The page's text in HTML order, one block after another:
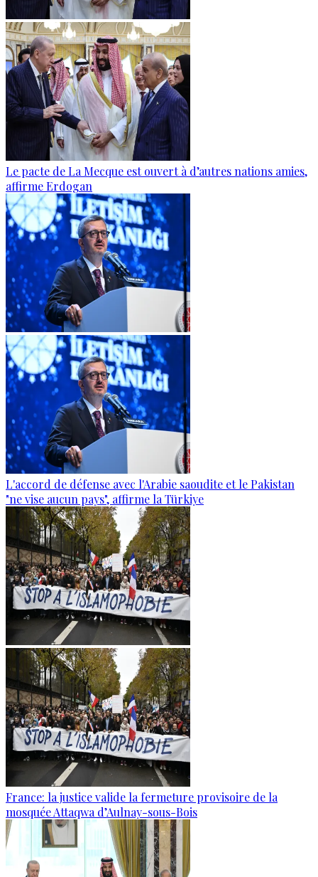
Le pacte de La Mecque est ouvert à d’autres nations amies,
affirme Erdogan
L'accord de défense avec l'Arabie saoudite et le Pakistan
"ne vise aucun pays", affirme la Türkiye
France: la justice valide la fermeture provisoire de la
mosquée Attaqwa d’Aulnay-sous-Bois